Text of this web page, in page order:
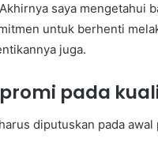
saya mengetahui
untuk berhenti
juga.
pada
diputuskan pada